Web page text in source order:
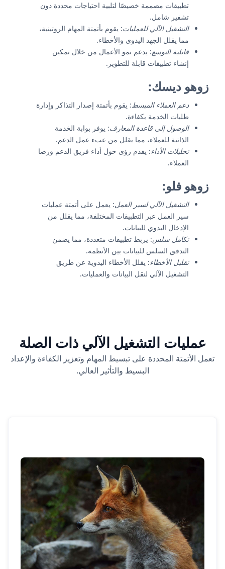
تطبيقات مصممة خصيصًا لتلبية احتياجات محددة دون
تشفير شامل.
التشغيل الآلي للعمليات: يقوم بأتمتة المهام الروتينية،
مما يقلل الجهد اليدوي والأخطاء.
قابلية التوسع: يدعم نمو الأعمال من خلال تمكين
إنشاء تطبيقات قابلة للتطوير.
زوهو ديسك:
دعم العملاء المبسط: يقوم بأتمتة إصدار التذاكر وإدارة
طلبات الخدمة بكفاءة.
الوصول إلى قاعدة المعارف: يوفر بوابة الخدمة
الذاتية للعملاء، مما يقلل من عبء عمل الدعم.
تحليلات الأداء: يقدم رؤى حول أداء فريق الدعم ورضا
العملاء.
زوهو فلو:
التشغيل الآلي لسير العمل: يعمل على أتمتة عمليات
سير العمل عبر التطبيقات المختلفة، مما يقلل من
الإدخال اليدوي للبيانات.
تكامل سلس: يربط تطبيقات متعددة، مما يضمن
التدفق السلس للبيانات بين الأنظمة.
تقليل الأخطاء: يقلل الأخطاء اليدوية عن طريق
التشغيل الآلي لنقل البيانات والعمليات.
عمليات التشغيل الآلي ذات الصلة
تعمل الأتمتة المحددة على تبسيط المهام وتعزيز الكفاءة والإعداد
البسيط والتأثير العالي.